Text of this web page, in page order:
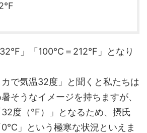
」「100°C＝212°F」となり
で気温32度」と聞くと私たちは
そうなイメージを持ちますが、
度（°F）」となるため、摂氏
」という極寒な状況といえま